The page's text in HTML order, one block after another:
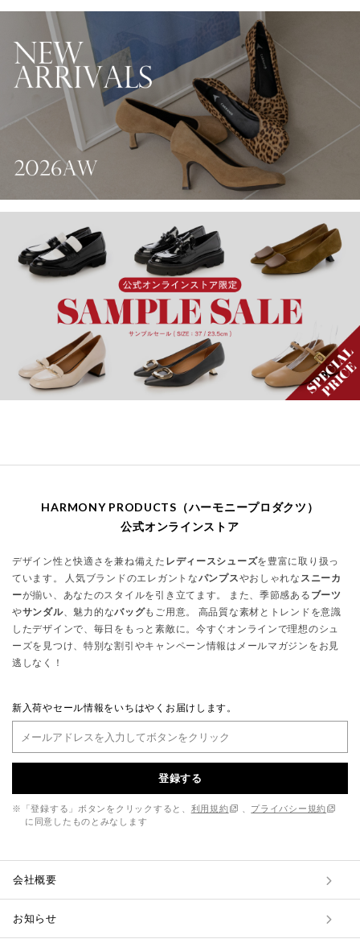
HARMONY PRODUCTS（ハーモニープロダクツ）
公式オンラインストア
デザイン性と快適さを兼ね備えた レディースシューズを豊富に取り扱っ
ています。 人気ブランドのエレガントなパンプスやおしゃれな スニーカ
ーが揃い、あなたのスタイルを引き立てます。 また、季節感ある ブーツ
やサンダル、魅力的なバッグもご用意。 高品質な素材とトレンドを意識
したデザインで、毎日をもっと素敵に。今すぐオンラインで理想のシュ
ーズを見つけ、特別な割引やキャンペーン情報はメールマガジンをお見
逃しなく！
新入荷やセール情報をいちはやくお届けします。
登録する
※「登録する」ボタンをクリックすると、 利用規約
プライバシー規約
に同意したものとみなします
会社概要
お知らせ